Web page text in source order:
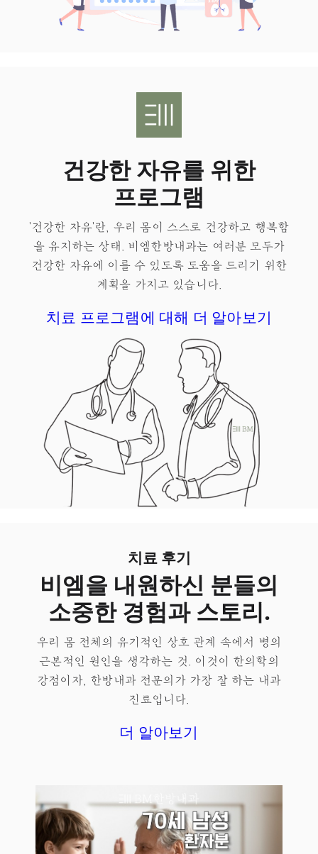
건강한 자유를 위한
프로그램
'건강한 자유'란, 우리 몸이 스스로 건강하고 행복함
을 유지하는 상태.​ 비엠한방내과는 여러분 모두가
건강한 자유에 이를 수 있도록 도움을 드리기 위한
계획을 가지고 있습니다.
치료 프로그램에 대해 더 알아보기
치료 후기
비엠을 내원하신 분들의
소중한 경험과 스토리.
우리 몸 전체의 유기적인 상호 관계 속에서 병의
근본적인 원인을 생각하는 것. 이것이 한의학의
강점이자, 한방내과 전문의가 가장 잘 하는 내과
진료입니다.
더 알아보기